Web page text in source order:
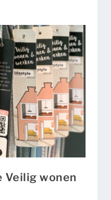
Veilig wonen